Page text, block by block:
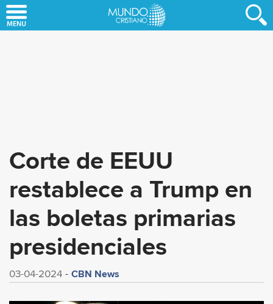
to
Corte de EEUU
restablece a Trump en
las boletas primarias
presidenciales
03-04-2024 CBN News